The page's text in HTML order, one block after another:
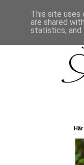
This site uses
are shared
statistics, and